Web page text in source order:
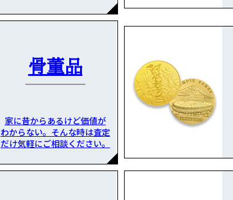
骨董品
家に昔からあるけど価値が
わからない。そんな時は査定
だけ気軽にご相談ください。